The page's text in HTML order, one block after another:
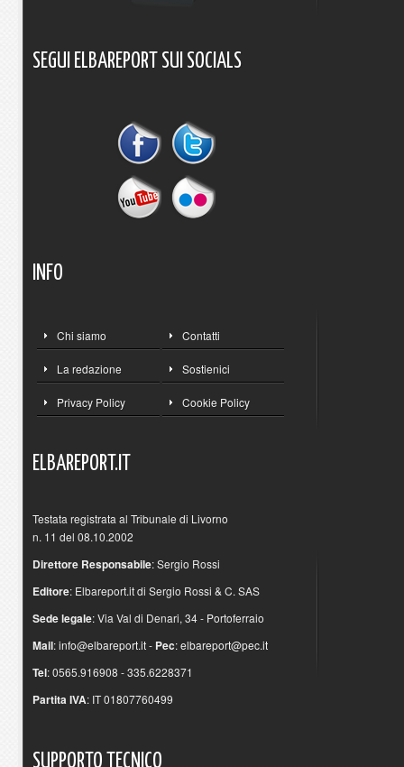
SEGUI ELBAREPORT SUI SOCIALS
INFO
Chi siamo Contatti
La redazione Sostienici
Privacy Policy Cookie Policy
ELBAREPORT.IT
Testata registrata al Tribunale di Livorno
n. 11 del 08.10.2002
Direttore Responsabile: Sergio Rossi
Editore: Elbareport.it di Sergio Rossi & C. SAS
Sede legale: Via Val di Denari, 34 - Portoferraio
Mail:info@elbareport.it- Pec:elbareport@pec.it
Tel: 0565.916908 - 335.6228371
Partita IVA: IT 01807760499
SUPPORTO TECNICO